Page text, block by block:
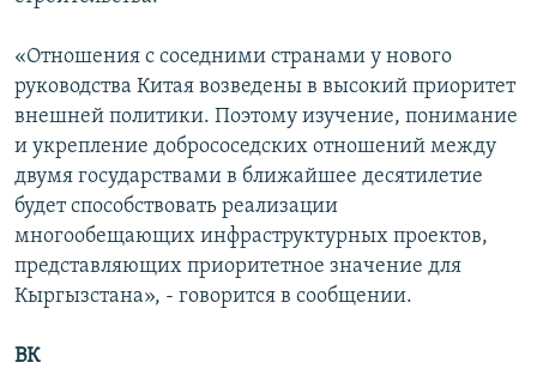
«Отношения с соседними странами у нового
руководства Китая возведены в высокий приоритет
внешней политики. Поэтому изучение, понимание
и укрепление добрососедских отношений между
двумя государствами в ближайшее десятилетие
будет способствовать реализации
многообещающих инфраструктурных проектов,
представляющих приоритетное значение для
Кыргызстана», - говорится в сообщении.
ВК